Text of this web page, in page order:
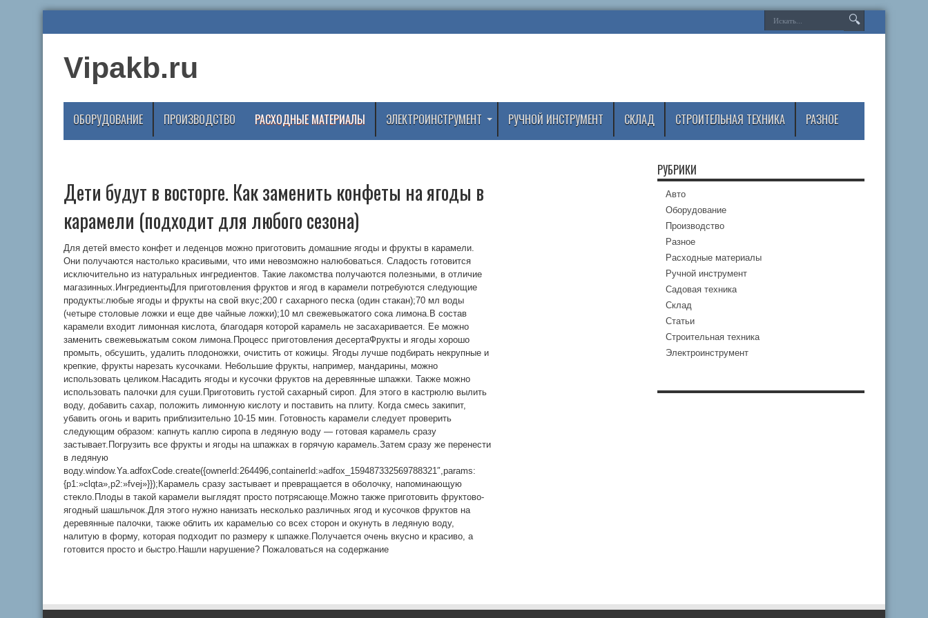
Vipakb.ru
ОБОРУДОВАНИЕ ПРОИЗВОДСТВО РАСХОДНЫЕ МАТЕРИАЛЫ ЭЛЕКТРОИНСТРУМЕНТ РУЧНОЙ ИНСТРУМЕНТ СКЛАД СТРОИТЕЛЬНАЯ ТЕХНИКА РАЗНОЕ
Дети будут в восторге. Как заменить конфеты на ягоды в
карамели (подходит для любого сезона)
Для детей вместо конфет и леденцов можно приготовить домашние ягоды и фрукты в карамели.
Они получаются настолько красивыми, что ими невозможно налюбоваться. Сладость готовится
исключительно из натуральных ингредиентов. Такие лакомства получаются полезными, в отличие
магазинных.ИнгредиентыДля приготовления фруктов и ягод в карамели потребуются следующие
продукты:любые ягоды и фрукты на свой вкус;200 г сахарного песка (один стакан);70 мл воды
(четыре столовые ложки и еще две чайные ложки);10 мл свежевыжатого сока лимона.В состав
карамели входит лимонная кислота, благодаря которой карамель не засахаривается. Ее можно
заменить свежевыжатым соком лимона.Процесс приготовления десертаФрукты и ягоды хорошо
промыть, обсушить, удалить плодоножки, очистить от кожицы. Ягоды лучше подбирать некрупные и
крепкие, фрукты нарезать кусочками. Небольшие фрукты, например, мандарины, можно
использовать целиком.Насадить ягоды и кусочки фруктов на деревянные шпажки. Также можно
использовать палочки для суши.Приготовить густой сахарный сироп. Для этого в кастрюлю вылить
воду, добавить сахар, положить лимонную кислоту и поставить на плиту. Когда смесь закипит,
убавить огонь и варить приблизительно 10-15 мин. Готовность карамели следует проверить
следующим образом: капнуть каплю сиропа в ледяную воду — готовая карамель сразу
застывает.Погрузить все фрукты и ягоды на шпажках в горячую карамель.Затем сразу же перенести
в ледяную
воду.window.Ya.adfoxCode.create({ownerId:264496,containerId:»adfox_159487332569788321″,params:
{p1:»clqta»,p2:»fvej»}});Карамель сразу застывает и превращается в оболочку, напоминающую
стекло.Плоды в такой карамели выглядят просто потрясающе.Можно также приготовить фруктово-
ягодный шашлычок.Для этого нужно нанизать несколько различных ягод и кусочков фруктов на
деревянные палочки, также облить их карамелью со всех сторон и окунуть в ледяную воду,
налитую в форму, которая подходит по размеру к шпажке.Получается очень вкусно и красиво, а
готовится просто и быстро.Нашли нарушение? Пожаловаться на содержание
РУБРИКИ
Авто
Оборудование
Производство
Разное
Расходные материалы
Ручной инструмент
Садовая техника
Склад
Статьи
Строительная техника
Электроинструмент